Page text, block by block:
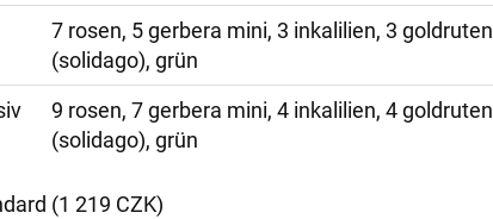
7 rosen, 5 gerbera mini, 3 inkalilien, 3 goldruten
(solidago), grün
9 rosen, 7 gerbera mini, 4 inkalilien, 4 goldruten
(solidago), grün
(1 219 CZK)